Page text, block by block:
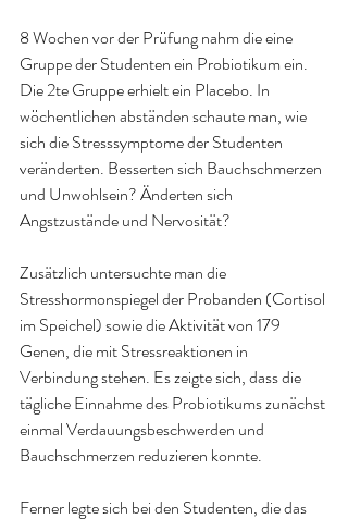
8 Wochen vor der Prüfung nahm die eine
Gruppe der Studenten ein Probiotikum ein.
Die 2te Gruppe erhielt ein Placebo. In
wöchentlichen abständen schaute man, wie
sich die Stresssymptome der Studenten
veränderten. Besserten sich Bauchschmerzen
und Unwohlsein? Änderten sich
Angstzustände und Nervosität?
Zusätzlich untersuchte man die
Stresshormonspiegel der Probanden (Cortisol
im Speichel) sowie die Aktivität von 179
Genen, die mit Stressreaktionen in
Verbindung stehen. Es zeigte sich, dass die
tägliche Einnahme des Probiotikums zunächst
einmal Verdauungsbeschwerden und
Bauchschmerzen reduzieren konnte.
Ferner legte sich bei den Studenten, die das